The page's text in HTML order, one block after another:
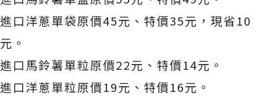
進口洋蔥單袋原價45元、特價35元，現省10
元。
進口馬鈴薯單粒原價22元、特價14元。
進口洋蔥單粒原價19元、特價16元。